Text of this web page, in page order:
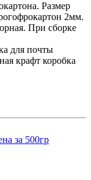
Размер
2мм.
При сборке
для почты
крафт коробка